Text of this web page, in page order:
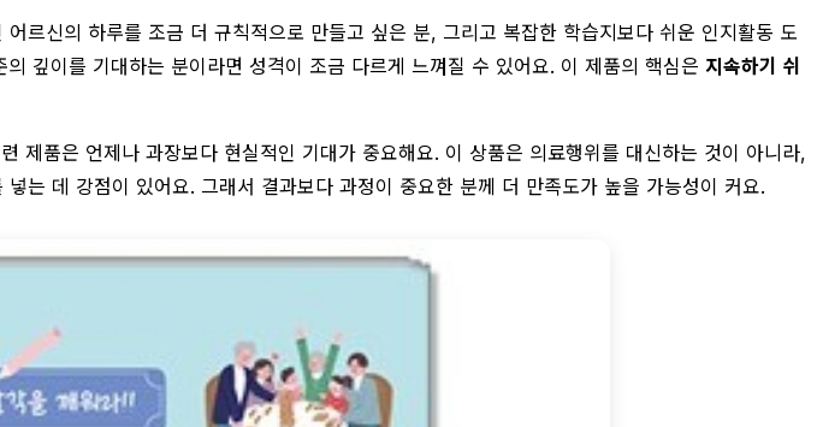
르신의 하루를 조금 더 규칙적으로 만들고 싶은 분, 그리고 복잡한 학습지보다 쉬운 인지활동 도
깊이를 기대하는 분이라면 성격이 조금 다르게 느껴질 수 있어요. 이 제품의 핵심은 지속하기 쉬
제품은 언제나 과장보다 현실적인 기대가 중요해요. 이 상품은 의료행위를 대신하는 것이 아니라,
는 데 강점이 있어요. 그래서 결과보다 과정이 중요한 분께 더 만족도가 높을 가능성이 커요.